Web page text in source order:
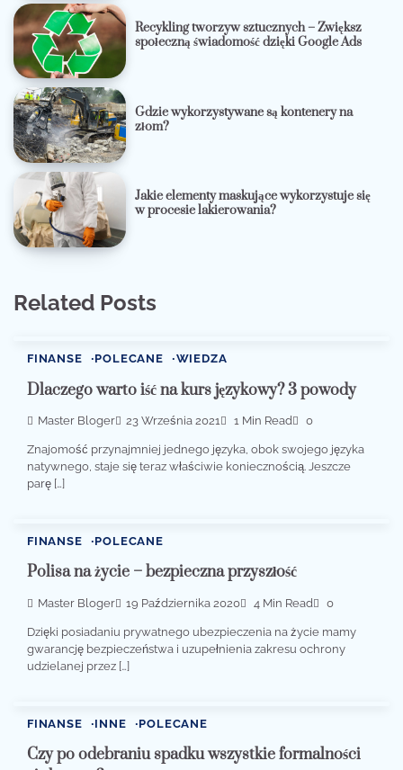
Recykling tworzyw sztucznych – Zwiększ
społeczną świadomość dzięki Google Ads
Gdzie wykorzystywane są kontenery na
złom?
Jakie elementy maskujące wykorzystuje się
w procesie lakierowania?
Related Posts
FINANSE POLECANE WIEDZA
Dlaczego warto iść na kurs językowy? 3 powody
Master Bloger 23 Września 2021 1 Min Read 0
Znajomość przynajmniej jednego języka, obok swojego języka
natywnego, staje się teraz właściwie koniecznością. Jeszcze
parę […]
FINANSE POLECANE
Polisa na życie – bezpieczna przyszłość
Master Bloger 19 Października 2020 4 Min Read 0
Dzięki posiadaniu prywatnego ubezpieczenia na życie mamy
gwarancję bezpieczeństwa i uzupełnienia zakresu ochrony
udzielanej przez […]
FINANSE INNE POLECANE
Czy po odebraniu spadku wszystkie formalności